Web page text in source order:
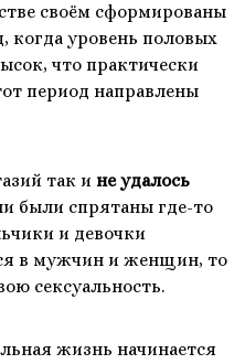
своём сформированы
когда уровень половых
что практически
период направлены
так и не удалось
были спрятаны где-то
и девочки
в мужчин и женщин, то
сексуальность.
жизнь начинается